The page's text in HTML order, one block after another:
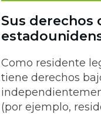
Sus derechos
Como residente
tiene derechos
(por ejemplo,